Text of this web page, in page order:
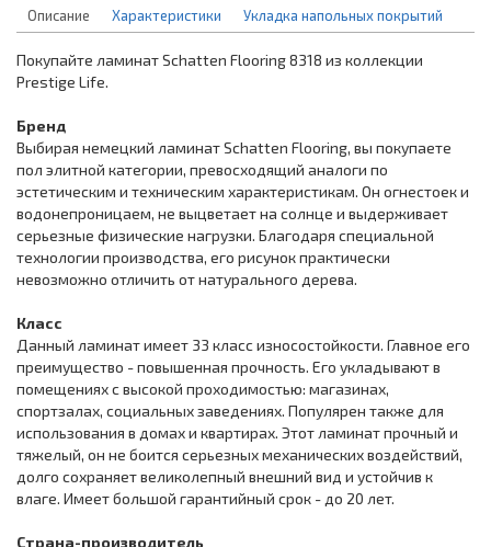
Описание Характеристики Укладка напольных покрытий
Покупайте ламинат Schatten Flooring 8318 из коллекции
Prestige Life.
Бренд
Выбирая немецкий ламинат Schatten Flooring, вы покупаете
пол элитной категории, превосходящий аналоги по
эстетическим и техническим характеристикам. Он огнестоек и
водонепроницаем, не выцветает на солнце и выдерживает
серьезные физические нагрузки. Благодаря специальной
технологии производства, его рисунок практически
невозможно отличить от натурального дерева.
Класс
Данный ламинат имеет 33 класс износостойкости. Главное его
преимущество - повышенная прочность. Его укладывают в
помещениях с высокой проходимостью: магазинах,
спортзалах, социальных заведениях. Популярен также для
использования в домах и квартирах. Этот ламинат прочный и
тяжелый, он не боится серьезных механических воздействий,
долго сохраняет великолепный внешний вид и устойчив к
влаге. Имеет большой гарантийный срок - до 20 лет.
Страна-производитель